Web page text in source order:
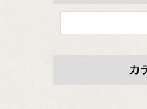
カ